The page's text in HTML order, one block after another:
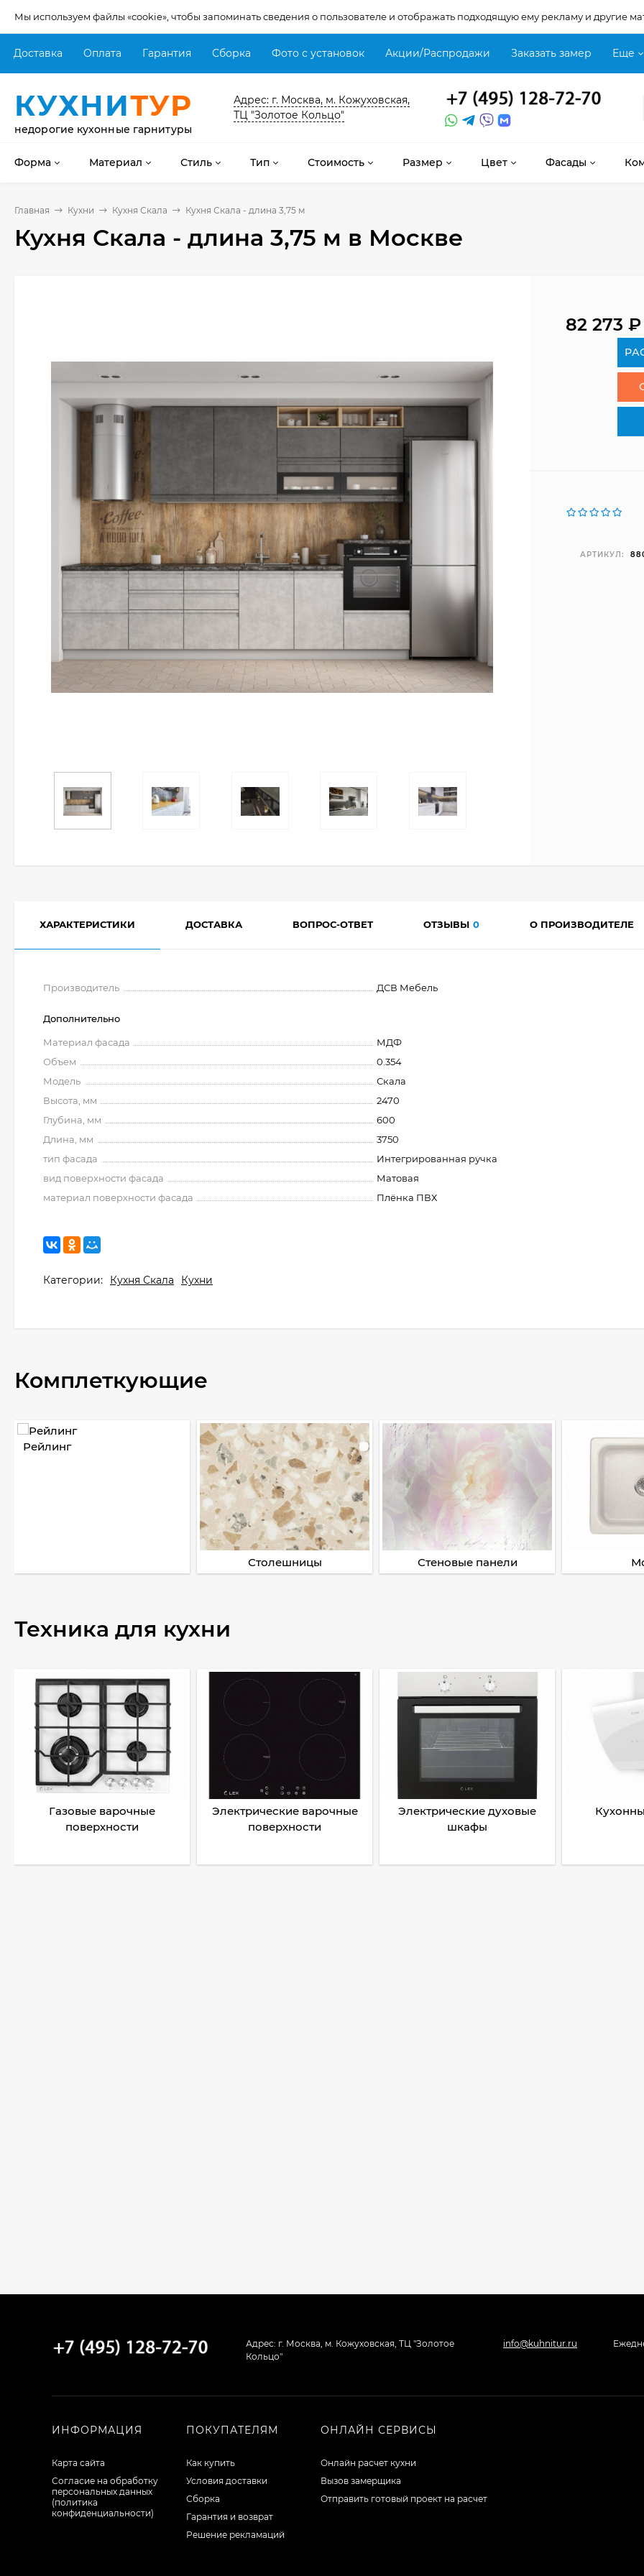
Мы используем файлы «cookie», чтобы запоминать сведения о пользователе и отображать подходящую ему рекламу и другие
Доставка Оплата Гарантия Сборка Фото с установок Акции/Распродажи Заказать замер Еще
КУХНИТУР
недорогие кухонные гарнитуры
Адрес: г. Москва, м. Кожуховская,
ТЦ "Золотое Кольцо"
Форма Материал Стиль Тип Стоимость Размер Цвет Фасады
Главная Кухни Кухня Скала Кухня Скала - длина 3,75 м
Кухня Скала - длина 3,75 м в Москве
82 273₽
АРТИКУЛ:
ХАРАКТЕРИСТИКИ ДОСТАВКА ВОПРОС-ОТВЕТ ОТЗЫВЫ 0 О ПРОИЗВОДИТЕЛЕ
Производитель ДСВ Мебель
Дополнительно
Материал фасада
МДФ
Объем
0.354
Модель
Скала
Высота, мм
2470
Глубина, мм
600
Длина, мм
3750
тип фасада
Интегрированная ручка
вид поверхности фасада
Матовая
материал поверхности фасада
Плёнка ПВХ
Категории: Кухня Скала Кухни
Комплеткующие
Рейлинг
Столешницы Стеновые панели
Техника для кухни
Газовые варочные
поверхности
Электрические варочные
поверхности
Электрические духовые
шкафы
Адрес: г. Москва, м. Кожуховская, ТЦ "Золотое
Кольцо"
info@kuhnitur.ru
ИНФОРМАЦИЯ
Карта сайта
Согласие на обработку
персональных данных
(политика
конфиденциальности)
ПОКУПАТЕЛЯМ
Как купить
Условия доставки
Сборка
Гарантия и возврат
Решение рекламаций
ОНЛАЙН СЕРВИСЫ
Онлайн расчет кухни
Вызов замерщика
Отправить готовый проект на расчет